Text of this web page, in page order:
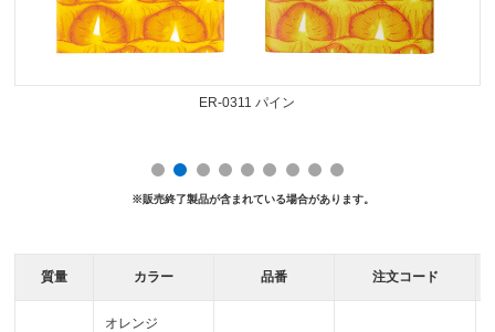
ER-0311 パイン
※販売終了製品が含まれている場合があります。
質量 カラー 品番 注文コード
オレンジ